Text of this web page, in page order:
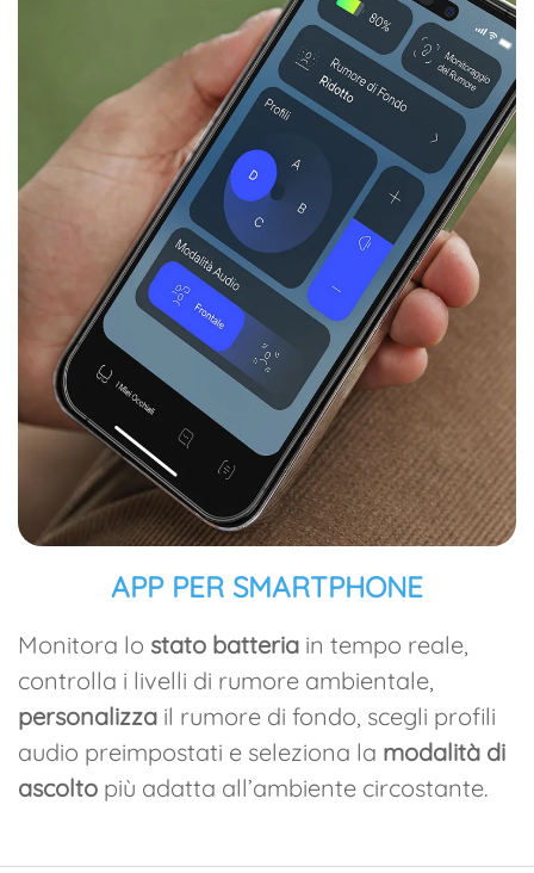
APP PER SMARTPHONE
Monitora lo stato batteria in tempo reale,
controlla i livelli di rumore ambientale,
personalizza il rumore di fondo, scegli profili
audio preimpostati e seleziona la modalità di
ascolto più adatta all’ambiente circostante.